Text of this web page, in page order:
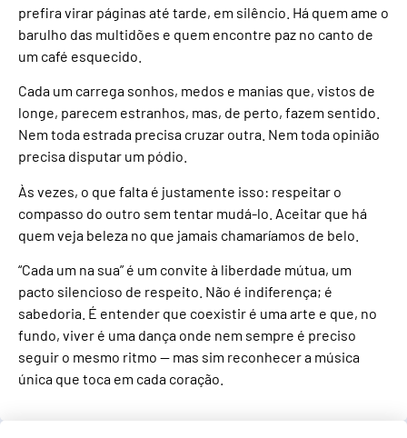
prefira virar páginas até tarde, em silêncio. Há quem ame o
barulho das multidões e quem encontre paz no canto de
um café esquecido.
Cada um carrega sonhos, medos e manias que, vistos de
longe, parecem estranhos, mas, de perto, fazem sentido.
Nem toda estrada precisa cruzar outra. Nem toda opinião
precisa disputar um pódio.
Às vezes, o que falta é justamente isso: respeitar o
compasso do outro sem tentar mudá-lo. Aceitar que há
quem veja beleza no que jamais chamaríamos de belo.
“Cada um na sua” é um convite à liberdade mútua, um
pacto silencioso de respeito. Não é indiferença; é
sabedoria. É entender que coexistir é uma arte e que, no
fundo, viver é uma dança onde nem sempre é preciso
seguir o mesmo ritmo — mas sim reconhecer a música
única que toca em cada coração.